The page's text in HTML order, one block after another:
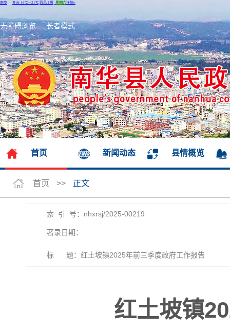
无障碍浏览 长者模式
首页 新闻动态 县情概览
首页 >> 正文
索 引 号：nhxrsj/2025-00219
著录日期：
标 题：红土坡镇2025年前三季度政府工作报告
红土坡镇